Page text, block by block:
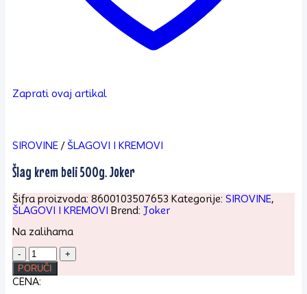
Zaprati ovaj artikal
SIROVINE / ŠLAGOVI I KREMOVI
Šlag krem beli 500g. Joker
Šifra proizvoda: 8600103507653 Kategorije: SIROVINE,
ŠLAGOVI I KREMOVI Brend: Joker
Na zalihama
Šlag
krem
beli
500g.
PORUČI
CENA: